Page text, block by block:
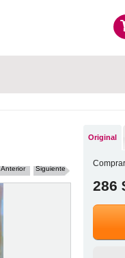
Siguiente
Anterior
Original
286